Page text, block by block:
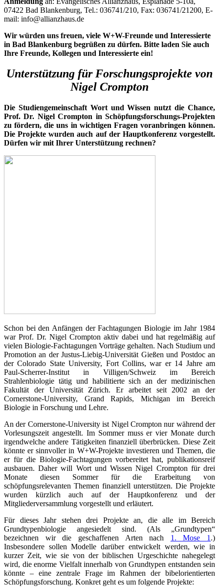
07422 Bad Blankenburg, Tel.: 036741/210, Fax: 036741/21200, E-
mail: info@allianzhaus.de
Wir würden uns freuen, viele W+W-Freunde und Interessierte
in Bad Blankenburg begrüßen zu dürfen. Bitte laden Sie auch
Ihre Freunde, Kollegen und Interessierte ein!
Unterstützung für Forschungsprojekte von
Nigel Crompton
Die Studiengemeinschaft Wort und Wissen nutzt die Chance,
Prof. Dr. Nigel Crompton in Schöpfungsforschungs-Projekten
zu fördern, die uns in wichtigen Fragen voranbringen können.
Die Projekte wurden auch auf der Hauptkonferenz vorgestellt.
Dürfen wir mit Ihrer Unterstützung rechnen?
Schon bei den Anfängen der Fachtagungen Biologie im Jahr 1984
war Prof. Dr. Nigel Crompton aktiv dabei und hat regelmäßig auf
vielen Biologie-Fachtagungen Vorträge gehalten. Nach Studium und
Promotion an der Justus-Liebig-Universität Gießen und Postdoc an
der Colorado State University, Fort Collins, war er 14 Jahre am
Paul-Scherrer-Institut in Villigen/Schweiz im Bereich
Strahlenbiologie tätig und habilitierte sich an der medizinischen
Fakultät der Universität Zürich. Er arbeitet seit 2002 an der
Cornerstone-University, Grand Rapids, Michigan im Bereich
Biologie in Forschung und Lehre.
An der Cornerstone-University ist Nigel Crompton nur während der
Vorlesungszeit angestellt. Im Sommer muss er vier Monate durch
irgendwelche andere Tätigkeiten finanziell überbrücken. Diese Zeit
könnte er sinnvoller in W+W-Projekte investieren und Themen, die
er für die Biologie-Fachtagungen vorbereitet hat, publikationsreif
ausbauen. Daher will Wort und Wissen Nigel Crompton für drei
Monate diesen Sommer für die Erarbeitung von
schöpfungsrelevanten Themen finanziell unterstützen. Die Projekte
wurden kürzlich auch auf der Hauptkonferenz und der
Mitgliederversammlung vorgestellt und erläutert.
Für dieses Jahr stehen drei Projekte an, die alle im Bereich
Grundtypenbiologie angesiedelt sind. (Als „Grundtypen“
bezeichnen wir die geschaffenen Arten nach 1. Mose 1 .)
Insbesondere sollen Modelle darüber entwickelt werden, wie in
kurzer Zeit, wie sie von der biblischen Urgeschichte nahegelegt
wird, die enorme Vielfalt innerhalb von Grundtypen entstanden sein
könnte – eine zentrale Frage im Rahmen der bibelorientierten
Schöpfungsforschung. Konkret geht es um folgende Projekte: